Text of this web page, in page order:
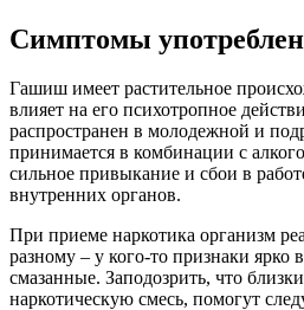
Симптомы
Гашиш имеет растительное
влияет на его психотропное
распространен в молодежной и
принимается в комбинации с
сильное привыкание и сбои в
внутренних органов.
При приеме наркотика организм
разному – у кого-то признаки ярко
смазанные. Заподозрить, что
наркотическую смесь, помогут